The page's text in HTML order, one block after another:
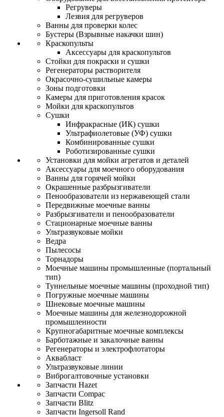
Регруверы
Лезвия для регруверов
Ванны для проверки колес
Бустеры (Взрывные накачки шин)
Краскопульты
Аксессуары для краскопультов
Стойки для покраски и сушки
Регенераторы растворителя
Окрасочно-сушильные камеры
Зоны подготовки
Камеры для приготовления красок
Мойки для краскопультов
Сушки
Инфракрасные (ИК) сушки
Ультрафиолетовые (УФ) сушки
Комбинированные сушки
Роботизированные сушки
Установки для мойки агрегатов и деталей
Аксессуары для моечного оборудования
Ванны для горячей мойки
Окрашенные разбрызгиватели
Пенообразователи из нержавеющей стали
Передвижные моечные ванны
Разбрызгиватели и пенообразователи
Стационарные моечные ванны
Ультразвуковые мойки
Ведра
Пылесосы
Торнадоры
Моечные машины промышленные (портальный
тип)
Туннельные моечные машины (проходной тип)
Погружные моечные машины
Шнековые моечные машины
Моечные машины для железнодорожной
промышленности
Крупногабаритные моечные комплексы
Барботажные и закалочные ванны
Регенераторы и электрофлотаторы
Аквабласт
Ультразвуковые линии
Виброгалтовочные установки
Запчасти Hazet
Запчасти Compac
Запчасти Blitz
Запчасти Ingersoll Rand